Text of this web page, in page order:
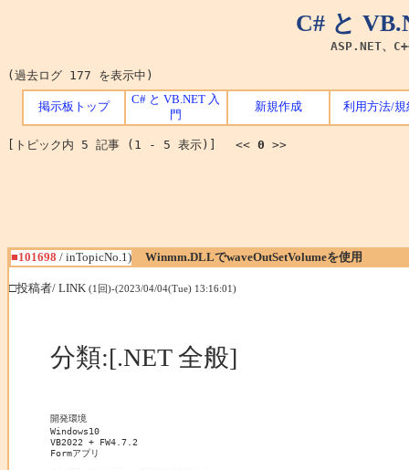
C# と
ASP.NET、
(過去ログ 177 を表示中)
掲示板トップ
C# と VB.NET 入
門
新規作成 利用方法/規
[トピック内 5 記事 (1 - 5 表示)] << 0 >>
■101698 / inTopicNo.1) Winmm.DLLでwaveOutSetVolumeを使用
□投稿者/ LINK (1回)-(2023/04/04(Tue) 13:16:01)
分類:[.NET 全般]
開発環境
Windows10
VB2022 + FW4.7.2
Formアプリ